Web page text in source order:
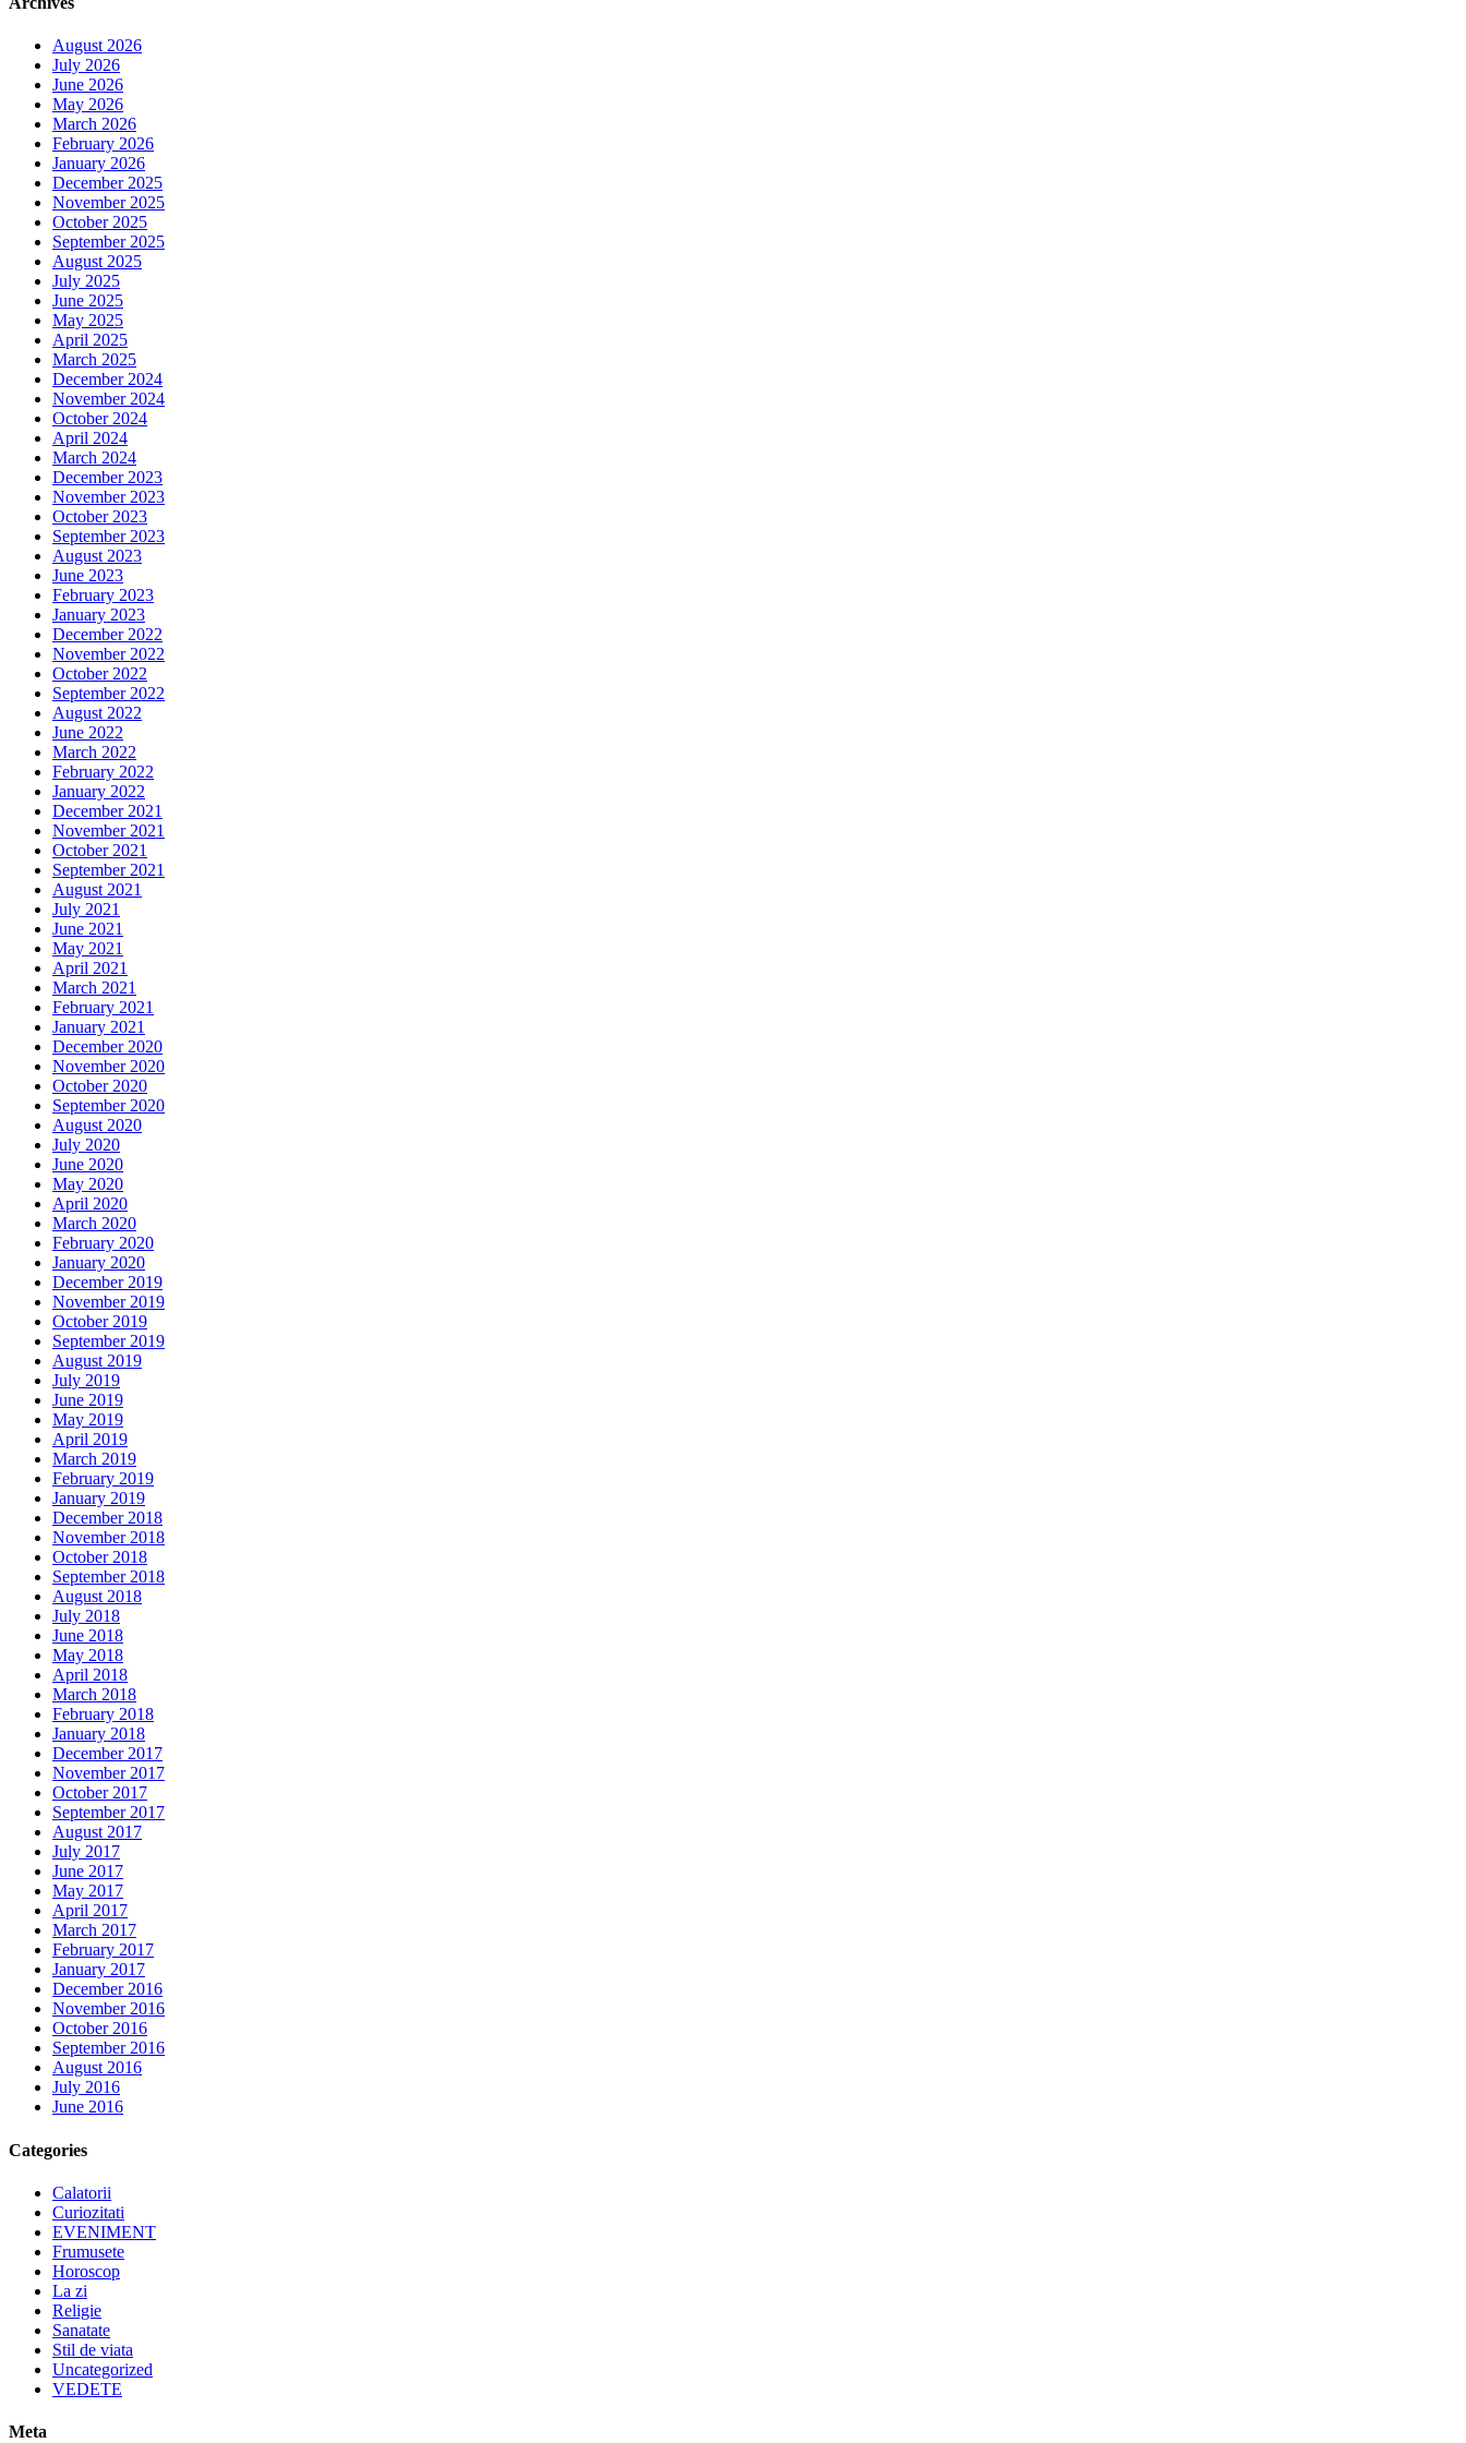
August 2026
July 2026
June 2026
May 2026
March 2026
February 2026
January 2026
December 2025
November 2025
October 2025
September 2025
August 2025
July 2025
June 2025
May 2025
April 2025
March 2025
December 2024
November 2024
October 2024
April 2024
March 2024
December 2023
November 2023
October 2023
September 2023
August 2023
June 2023
February 2023
January 2023
December 2022
November 2022
October 2022
September 2022
August 2022
June 2022
March 2022
February 2022
January 2022
December 2021
November 2021
October 2021
September 2021
August 2021
July 2021
June 2021
May 2021
April 2021
March 2021
February 2021
January 2021
December 2020
November 2020
October 2020
September 2020
August 2020
July 2020
June 2020
May 2020
April 2020
March 2020
February 2020
January 2020
December 2019
November 2019
October 2019
September 2019
August 2019
July 2019
June 2019
May 2019
April 2019
March 2019
February 2019
January 2019
December 2018
November 2018
October 2018
September 2018
August 2018
July 2018
June 2018
May 2018
April 2018
March 2018
February 2018
January 2018
December 2017
November 2017
October 2017
September 2017
August 2017
July 2017
June 2017
May 2017
April 2017
March 2017
February 2017
January 2017
December 2016
November 2016
October 2016
September 2016
August 2016
July 2016
June 2016
Categories
Calatorii
Curiozitati
EVENIMENT
Frumusete
Horoscop
La zi
Religie
Sanatate
Stil de viata
Uncategorized
VEDETE
Meta